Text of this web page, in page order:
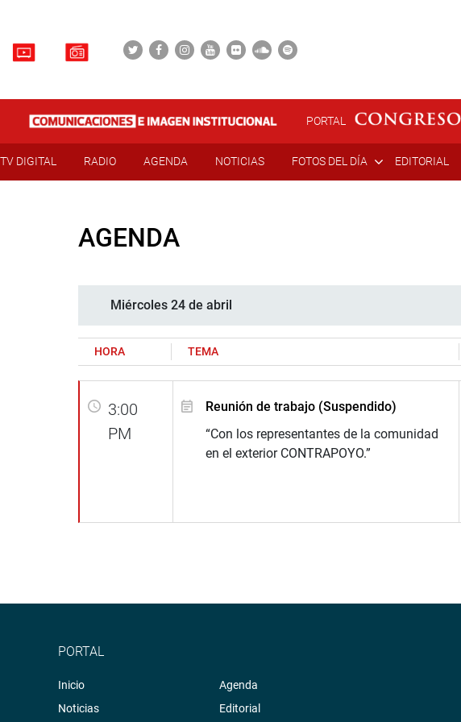
PORTAL
TV DIGITAL RADIO AGENDA NOTICIAS FOTOS DEL DÍA EDITORIAL
AGENDA
Miércoles 24 de abril
HORA TEMA
3:00
PM
Reunión de trabajo (Suspendido)
“Con los representantes de la comunidad
en el exterior CONTRAPOYO.”
PORTAL
Inicio
Noticias
Agenda
Editorial